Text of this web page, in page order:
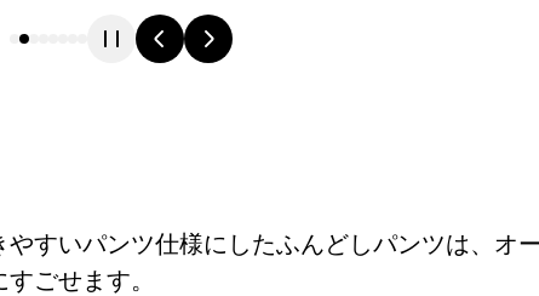
すいパンツ仕様にしたふんどしパンツは、オ
ごせます。